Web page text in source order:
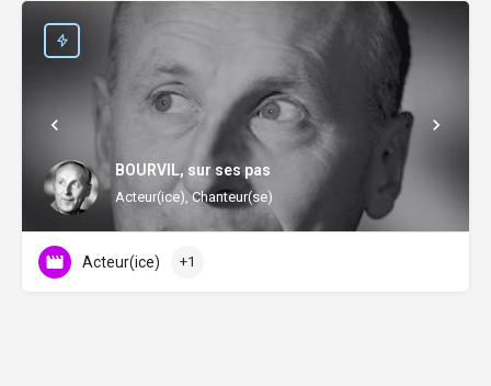
BOURVIL, sur ses pas
Acteur(ice), Chanteur(se)
Acteur(ice) +1